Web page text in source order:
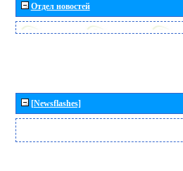
Отдел новостей
[Newsflashes]